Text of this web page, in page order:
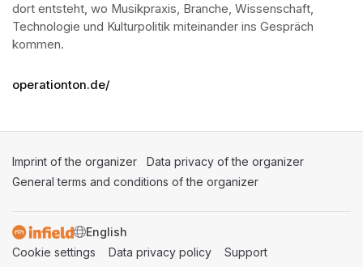
dort entsteht, wo Musikpraxis, Branche, Wissenschaft,
Technologie und Kulturpolitik miteinander ins Gespräch
kommen.
operationton.de/
Imprint of the organizer (opens in a new tab)
Data privacy of the organizer
General terms and conditions of the organizer
SWITCH LANGUAGE
Cookie settings (opens in a new tab)
Data privacy policy (opens in a new tab)
Support